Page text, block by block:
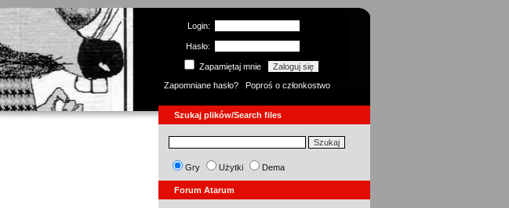
Login:
Hasło:
Zapamiętaj mnie
Zapomniane hasło?
Poproś o członkostwo
Szukaj plików/Search files
Gry Użytki Dema
Forum Atarum